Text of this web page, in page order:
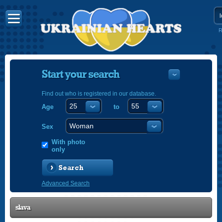
Start your search
Find out who is registered in our database.
Age to
Sex
With photo
only
Search
Advanced Search
slava